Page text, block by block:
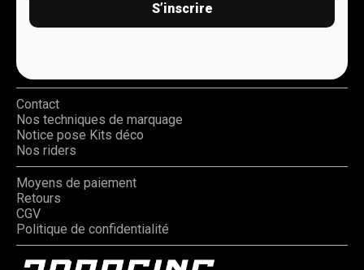
S’inscrire
Contact
Nos techniques de marquage
Notice pose Kits déco
Nos riders
Moyens de paiement
Retours
CGV
Politique de confidentialité